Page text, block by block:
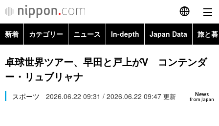
English
简体字
カテゴリー
新着 カテゴリー ニュース In-depth Japan Data 旅と
政治・外交
経済・ビジネス
Topics
卓球世界ツアー、早田と戸上がV コンテンダ
ー・リュブリャナ
News
from Japan
スポーツ 2026.06.22 09:31 / 2026.06.22 09:47 更新